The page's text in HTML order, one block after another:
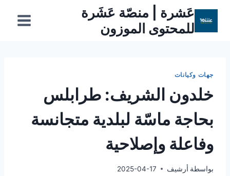
المحتوى
عَشرة | منصّة عَشَرة
للمحتوى الموزون
جهات وكيانات
خلدون الشريف: طرابلس
بحاجة ماسّة لبلدية متجانسة
وفاعلة وإصلاحية
بواسطة أرشيف 2025-04-17